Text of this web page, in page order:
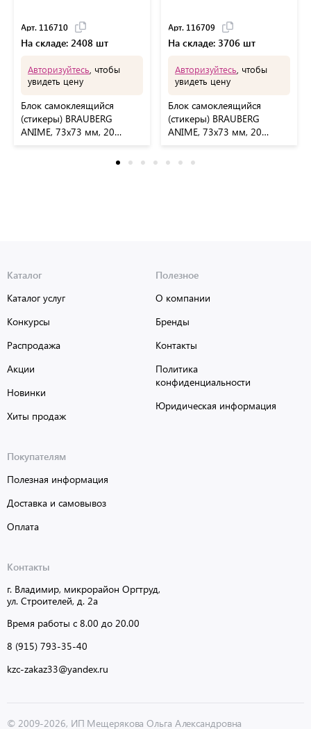
Арт. 116710
На складе: 2408 шт
Авторизуйтесь , чтобы
увидеть цену
Блок самоклеящийся
(стикеры) BRAUBERG
ANIME, 73х73 мм, 20
Арт. 116709
На складе: 3706 шт
Авторизуйтесь , чтобы
увидеть цену
Блок самоклеящийся
(стикеры) BRAUBERG
ANIME, 73х73 мм, 20
Каталог
Каталог услуг
Конкурсы
Распродажа
Акции
Новинки
Хиты продаж
Полезное
О компании
Бренды
Контакты
Политика
конфиденциальности
Юридическая информация
Покупателям
Полезная информация
Доставка и самовывоз
Оплата
Контакты
г. Владимир, микрорайон Оргтруд,
ул. Строителей, д. 2а
Время работы с 8.00 до 20.00
8 (915) 793-35-40
kzc-zakaz33@yandex.ru
© 2009-2026, ИП Мещерякова Ольга Александровна